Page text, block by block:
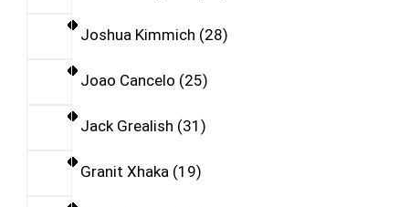
Joshua Kimmich 28
Joao Cancelo 25
Jack Grealish 31
Granit Xhaka 19